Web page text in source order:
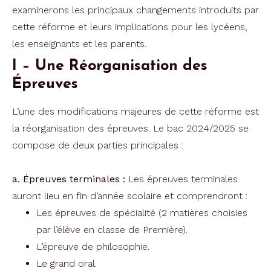
examinerons les principaux changements introduits par
cette réforme et leurs implications pour les lycéens,
les enseignants et les parents.
I – Une Réorganisation des
Épreuves
L’une des modifications majeures de cette réforme est
la réorganisation des épreuves. Le bac 2024/2025 se
compose de deux parties principales :
a. Épreuves terminales : Les épreuves terminales
auront lieu en fin d’année scolaire et comprendront :
Les épreuves de spécialité (2 matières choisies
par l’élève en classe de Première).
L’épreuve de philosophie.
Le grand oral.